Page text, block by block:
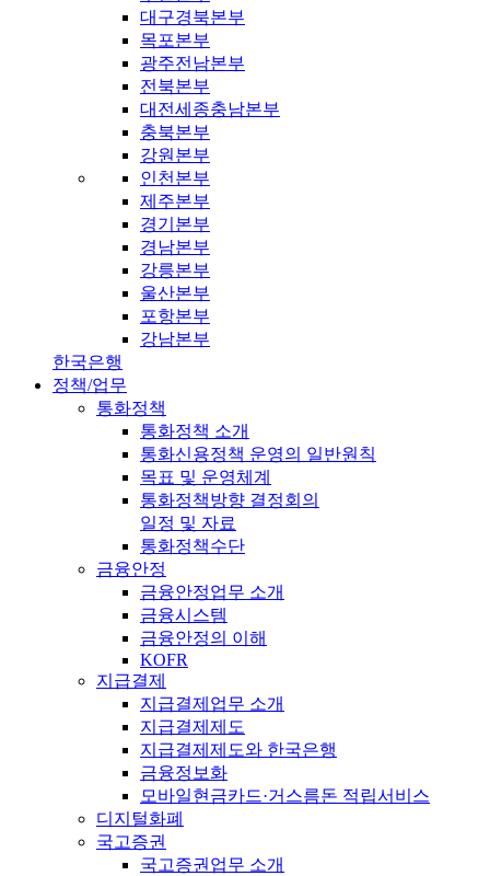
대구경북본부
목포본부
광주전남본부
전북본부
대전세종충남본부
충북본부
강원본부
인천본부
제주본부
경기본부
경남본부
강릉본부
울산본부
포항본부
강남본부
한국은행
정책/업무
통화정책
통화정책 소개
통화신용정책 운영의 일반원칙
목표 및 운영체계
통화정책방향 결정회의
일정 및 자료
통화정책수단
금융안정
금융안정업무 소개
금융시스템
금융안정의 이해
KOFR
지급결제
지급결제업무 소개
지급결제제도
지급결제제도와 한국은행
금융정보화
모바일현금카드·거스름돈 적립서비스
디지털화폐
국고증권
국고증권업무 소개